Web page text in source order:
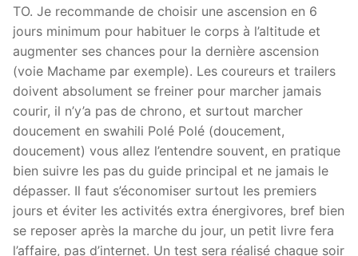
TO. Je recommande de choisir une ascension en 6
jours minimum pour habituer le corps à l’altitude et
augmenter ses chances pour la dernière ascension
(voie Machame par exemple). Les coureurs et trailers
doivent absolument se freiner pour marcher jamais
courir, il n’y’a pas de chrono, et surtout marcher
doucement en swahili Polé Polé (doucement,
doucement) vous allez l’entendre souvent, en pratique
bien suivre les pas du guide principal et ne jamais le
dépasser. Il faut s’économiser surtout les premiers
jours et éviter les activités extra énergivores, bref bien
se reposer après la marche du jour, un petit livre fera
l’affaire, pas d’internet. Un test sera réalisé chaque soir